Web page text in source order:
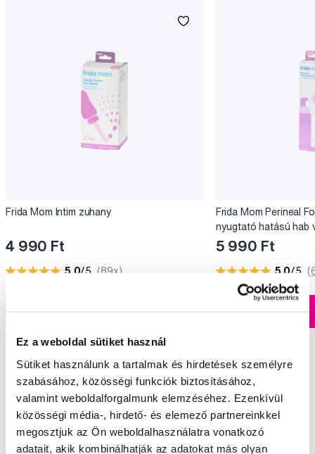
Ez a weboldal sütiket használ
Sütiket használunk a tartalmak és hirdetések személyre
szabásához, közösségi funkciók biztosításához,
valamint weboldalforgalmunk elemzéséhez. Ezenkívül
közösségi média-, hirdető- és elemező partnereinkkel
megosztjuk az Ön weboldalhasználatra vonatkozó
adatait, akik kombinálhatják az adatokat más olyan
Frida Mom Intim zuhany
4 990 Ft
5,0/5 (89x)
A kosárba Készleten > 5 db
Frida Mom Perineal
nyugtató hatású hab
kivonattal
5 990 Ft
5,0/5
A kosárba
Válogatott kérdések és cikkek